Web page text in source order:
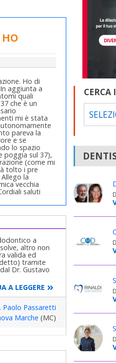
HO
Ho di
aggiunta a
quali
che è un
mi è stata
pareva la
e se
lo spazio
poggia sul 37),
(come mi
tolto i pre
la
vecchia
saluti
a
altro non
valida ed
tramite
Dr. Gustavo
A LEGGERE
Paolo Passaretti
Marche (MC)
CERCA